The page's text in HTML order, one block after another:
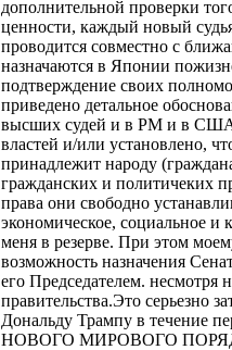
дополнительной проверки
ценности, каждый новый
проводится совместно с
назначаются в Японии
подтверждение своих
приведено детальное
высших судей и в РМ и в США
властей и/или установлено,
принадлежит народу
гражданских и политичеких
права они свободно
экономическое, социальное и
меня в резерве. При этом
возможность назначения
его Председателем. несмотря
правительства.Это серьезно
Дональду Трампу в
НОВОГО МИРОВОГО